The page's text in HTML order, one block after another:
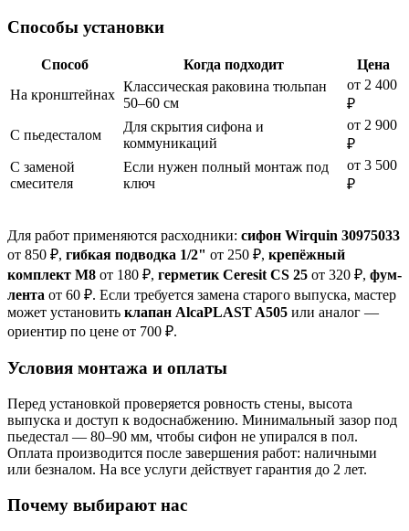
Способы установки
Способ Когда подходит
Цена
На кронштейнах
Классическая раковина тюльпан
50–60 см
от 2 400
₽
С пьедесталом
Для скрытия сифона и
коммуникаций
от 2 900
₽
С заменой
смесителя
Если нужен полный монтаж под
ключ
от 3 500
₽
Для работ применяются расходники: сифон Wirquin 30975033
от 850 ₽, гибкая подводка 1/2" от 250 ₽, крепёжный
комплект M8 от 180 ₽, герметик Ceresit CS 25 от 320 ₽, фум-
лента от 60 ₽. Если требуется замена старого выпуска, мастер
может установить клапан AlcaPLAST A505 или аналог —
ориентир по цене от 700 ₽.
Условия монтажа и оплаты
Перед установкой проверяется ровность стены, высота
выпуска и доступ к водоснабжению. Минимальный зазор под
пьедестал — 80–90 мм, чтобы сифон не упирался в пол.
Оплата производится после завершения работ: наличными
или безналом. На все услуги действует гарантия до 2 лет.
Почему выбирают нас